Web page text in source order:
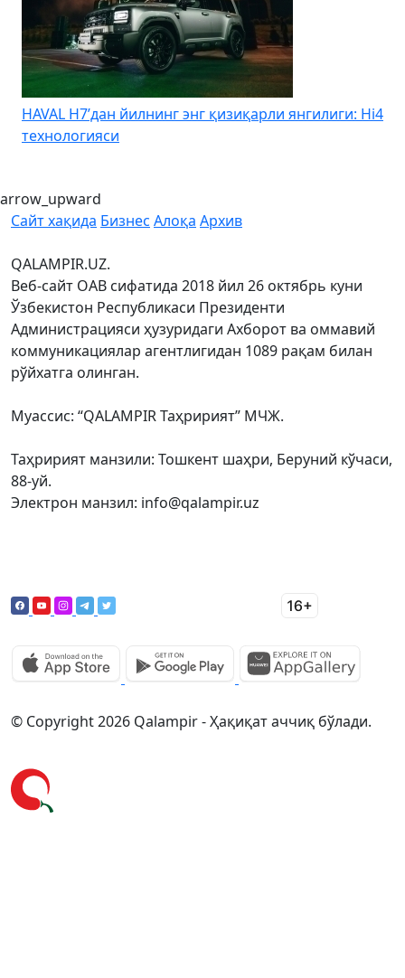
янгилиги: Hi4
Kia Uzbekistan – Kia Sonet учун
arrow_upward
Сайт хақида Бизнес Алоқа Архив
QALAMPIR.UZ.
Веб-сайт ОАВ сифатида 2018 йил 26 октябрь куни
Ўзбекистон Республикаси Президенти
Администрацияси ҳузуридаги Ахборот ва оммавий
коммуникациялар агентлигидан 1089 рақам билан
рўйхатга олинган.
Муассис: “QALAMPIR Таҳририят” МЧЖ.
Таҳририят манзили: Тошкент шаҳри, Беруний кўчаси,
88-уй.
Электрон манзил: info@qalampir.uz
© Copyright 2026 Qalampir - Ҳақиқат аччиқ бўлади.